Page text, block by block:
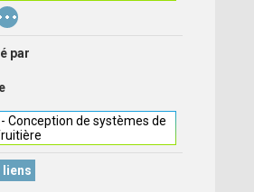
par
Conception de systèmes de
liens